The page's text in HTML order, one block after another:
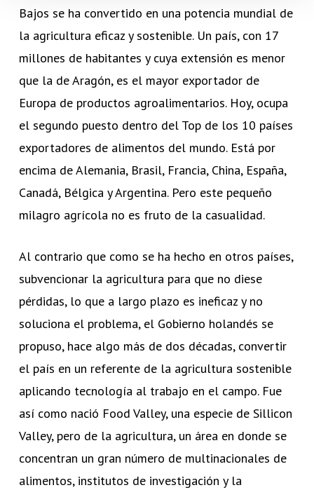
Bajos se ha convertido en una potencia mundial de
la agricultura eficaz y sostenible. Un país, con 17
millones de habitantes y cuya extensión es menor
que la de Aragón, es el mayor exportador de
Europa de productos agroalimentarios. Hoy, ocupa
el segundo puesto dentro del Top de los 10 países
exportadores de alimentos del mundo. Está por
encima de Alemania, Brasil, Francia, China, España,
Canadá, Bélgica y Argentina. Pero este pequeño
milagro agrícola no es fruto de la casualidad.
Al contrario que como se ha hecho en otros países,
subvencionar la agricultura para que no diese
pérdidas, lo que a largo plazo es ineficaz y no
soluciona el problema, el Gobierno holandés se
propuso, hace algo más de dos décadas, convertir
el país en un referente de la agricultura sostenible
aplicando tecnología al trabajo en el campo. Fue
así como nació Food Valley, una especie de Sillicon
Valley, pero de la agricultura, un área en donde se
concentran un gran número de multinacionales de
alimentos, institutos de investigación y la